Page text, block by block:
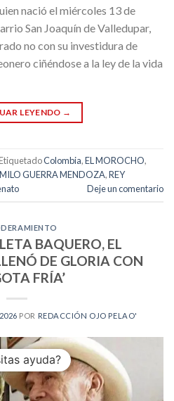
nació el miércoles 13 de
San Joaquín de Valledupar,
no con su investidura de
ciñéndose a la ley de la vida
LEYENDO →
Colombia,EL MOROCHO,
GUERRA MENDOZA,REY
Deje un comentario
BAQUERO, EL
DE GLORIA CON
FRÍA’
POR REDACCIÓN OJO PELAO'
ayuda?